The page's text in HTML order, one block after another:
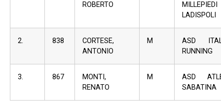
ROBERTO
MILLEPIEDI
LADISPOLI
2. 838
CORTESE,
ANTONIO
M
ASD
RUNNING
3. 867
MONTI,
RENATO
M
ASD
SABATINA